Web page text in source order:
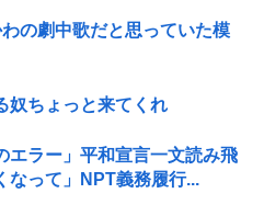
の劇中歌だと思っていた模
奴ちょっと来てくれ
エラー」平和宣言一文読み飛
って」NPT義務履行...